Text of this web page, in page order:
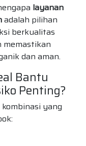
layanan
adalah pilihan
berkualitas
memastikan
dan aman.
Bantu
Penting?
yang